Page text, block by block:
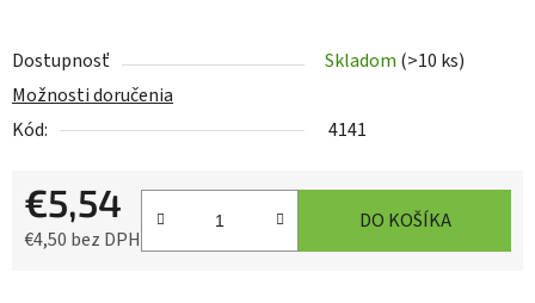
Dostupnosť Skladom (>10 ks)
Možnosti doručenia
Kód:
4141
€5,54
€4,50 bez DPH
DO KOŠÍKA